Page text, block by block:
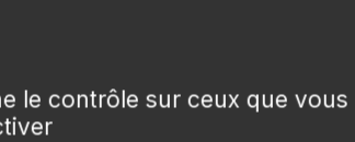
30 entreprises dans un rayon de 50
et de Syndustricam pour repérer les
service maintenance, pas à la DRH
le contrôle sur ceux que vous